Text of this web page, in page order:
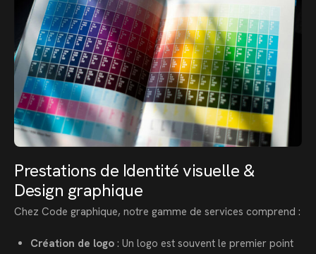
Prestations de Identité visuelle &
Design graphique
Chez Code graphique, notre gamme de services comprend :
Création de logo: Un logo est souvent le premier point